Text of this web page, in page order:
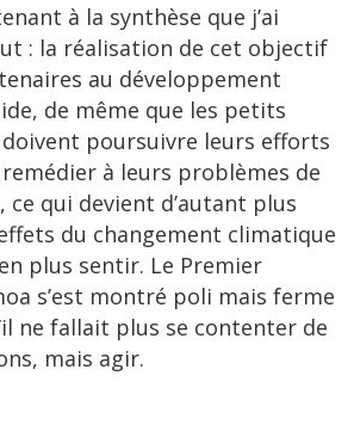
à la synthèse que j’ai
: la réalisation de cet objectif
au développement
de même que les petits
poursuivre leurs efforts
à leurs problèmes de
ce qui devient d’autant plus
du changement climatique
plus sentir. Le Premier
s’est montré poli mais ferme
ne fallait plus se contenter de
mais agir.